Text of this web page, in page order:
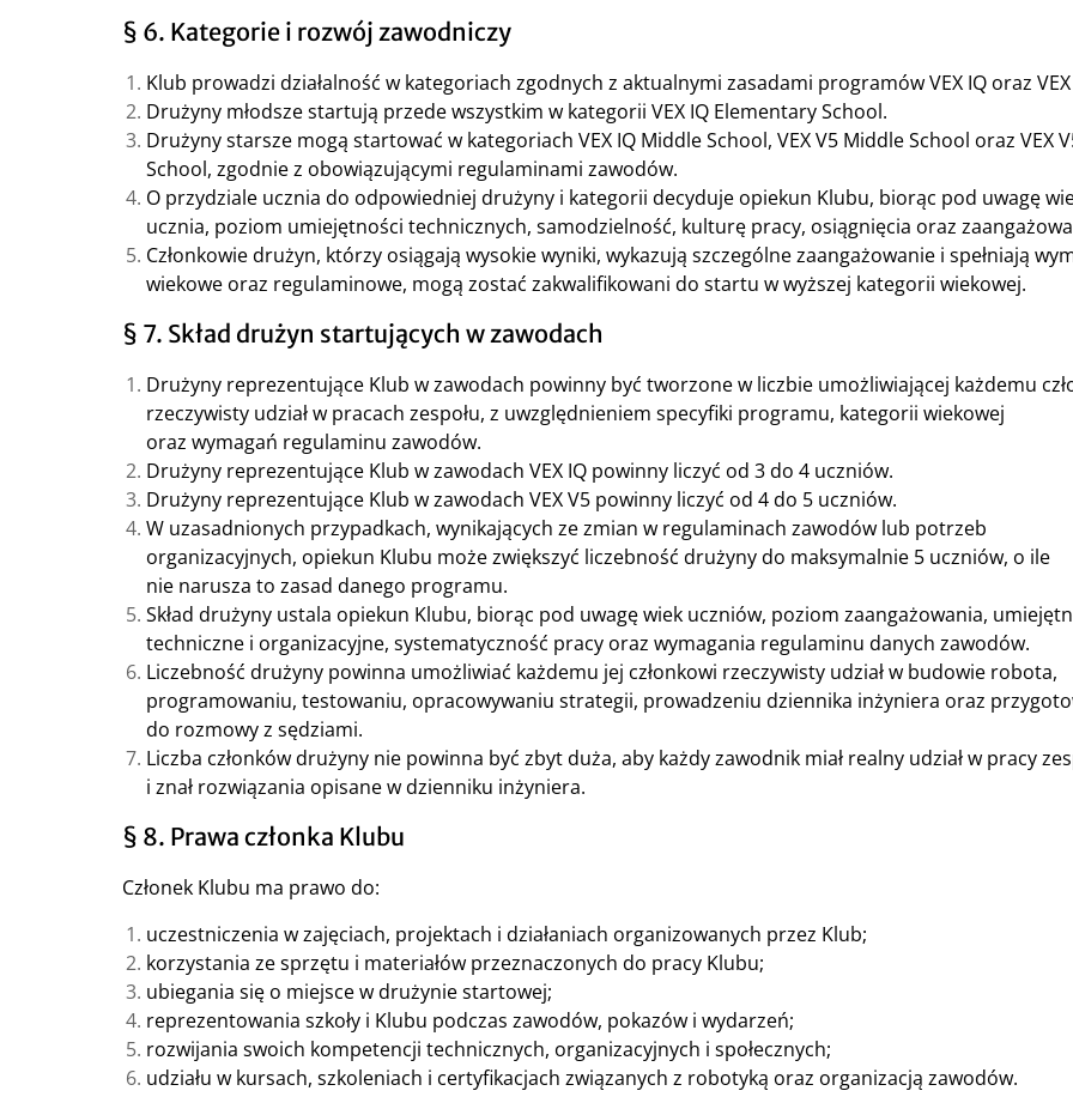
§ 6. Kategorie i rozwój zawodniczy
Klub prowadzi działalność w kategoriach zgodnych z aktualnymi zasadami programów VEX IQ oraz VEX
Drużyny młodsze startują przede wszystkim w kategorii VEX IQ Elementary School.
Drużyny starsze mogą startować w kategoriach VEX IQ Middle School, VEX V5 Middle School oraz VEX
School, zgodnie z obowiązującymi regulaminami zawodów.
O przydziale ucznia do odpowiedniej drużyny i kategorii decyduje opiekun Klubu, biorąc pod uwagę
ucznia, poziom umiejętności technicznych, samodzielność, kulturę pracy, osiągnięcia oraz
Członkowie drużyn, którzy osiągają wysokie wyniki, wykazują szczególne zaangażowanie i spełniają
wiekowe oraz regulaminowe, mogą zostać zakwalifikowani do startu w wyższej kategorii wiekowej.
§ 7. Skład drużyn startujących w zawodach
Drużyny reprezentujące Klub w zawodach powinny być tworzone w liczbie umożliwiającej każdemu
rzeczywisty udział w pracach zespołu, z uwzględnieniem specyfiki programu, kategorii wiekowej
oraz wymagań regulaminu zawodów.
Drużyny reprezentujące Klub w zawodach VEX IQ powinny liczyć od 3 do 4 uczniów.
Drużyny reprezentujące Klub w zawodach VEX V5 powinny liczyć od 4 do 5 uczniów.
W uzasadnionych przypadkach, wynikających ze zmian w regulaminach zawodów lub potrzeb
organizacyjnych, opiekun Klubu może zwiększyć liczebność drużyny do maksymalnie 5 uczniów, o ile
nie narusza to zasad danego programu.
Skład drużyny ustala opiekun Klubu, biorąc pod uwagę wiek uczniów, poziom zaangażowania,
techniczne i organizacyjne, systematyczność pracy oraz wymagania regulaminu danych zawodów.
Liczebność drużyny powinna umożliwiać każdemu jej członkowi rzeczywisty udział w budowie robota,
programowaniu, testowaniu, opracowywaniu strategii, prowadzeniu dziennika inżyniera oraz
do rozmowy z sędziami.
Liczba członków drużyny nie powinna być zbyt duża, aby każdy zawodnik miał realny udział w pracy
i znał rozwiązania opisane w dzienniku inżyniera.
§ 8. Prawa członka Klubu
Członek Klubu ma prawo do:
uczestniczenia w zajęciach, projektach i działaniach organizowanych przez Klub;
korzystania ze sprzętu i materiałów przeznaczonych do pracy Klubu;
ubiegania się o miejsce w drużynie startowej;
reprezentowania szkoły i Klubu podczas zawodów, pokazów i wydarzeń;
rozwijania swoich kompetencji technicznych, organizacyjnych i społecznych;
udziału w kursach, szkoleniach i certyfikacjach związanych z robotyką oraz organizacją zawodów.